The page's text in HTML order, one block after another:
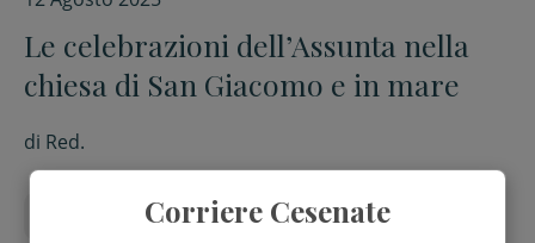
Le celebrazioni dell’Assunta nella
chiesa di San Giacomo e in mare
di Red.
arcivescovo antonio giuseppe caiazzo
Corriere Cesenate